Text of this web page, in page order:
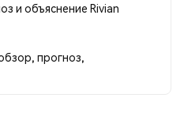
и объяснение Rivian
прогноз,